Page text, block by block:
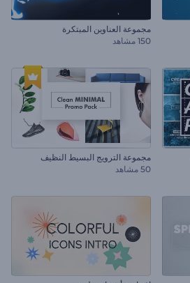
مجموعة العناوين المبتكرة
150 مشاهد
مجموعة الترويج البسيط النظيف
50 مشاهد